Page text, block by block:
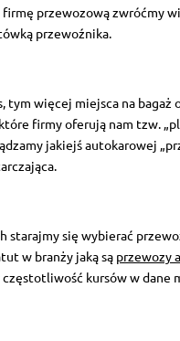
przewozową zwróćmy
przewoźnika.
tym więcej miejsca na
firmy oferują nam tzw.
jakiejś autokarowej
starajmy się wybierać
w branży jaką są przewozy
kursów w dane